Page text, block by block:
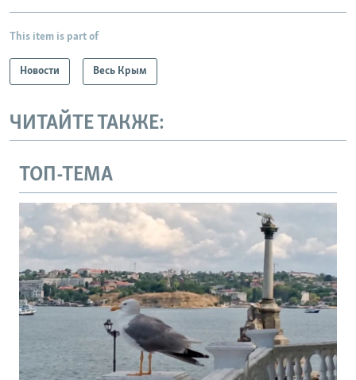
This item is part of
Новости Весь Крым
ЧИТАЙТЕ ТАКЖЕ:
ТОП-ТЕМА